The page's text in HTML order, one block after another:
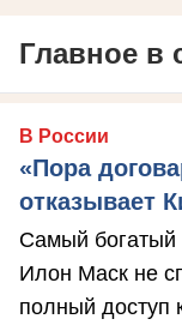
Главное в
В России
«Пора
отказывает
Самый богатый
Илон Маск не
полный доступ